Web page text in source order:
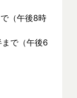
（午後8時
で（午後6